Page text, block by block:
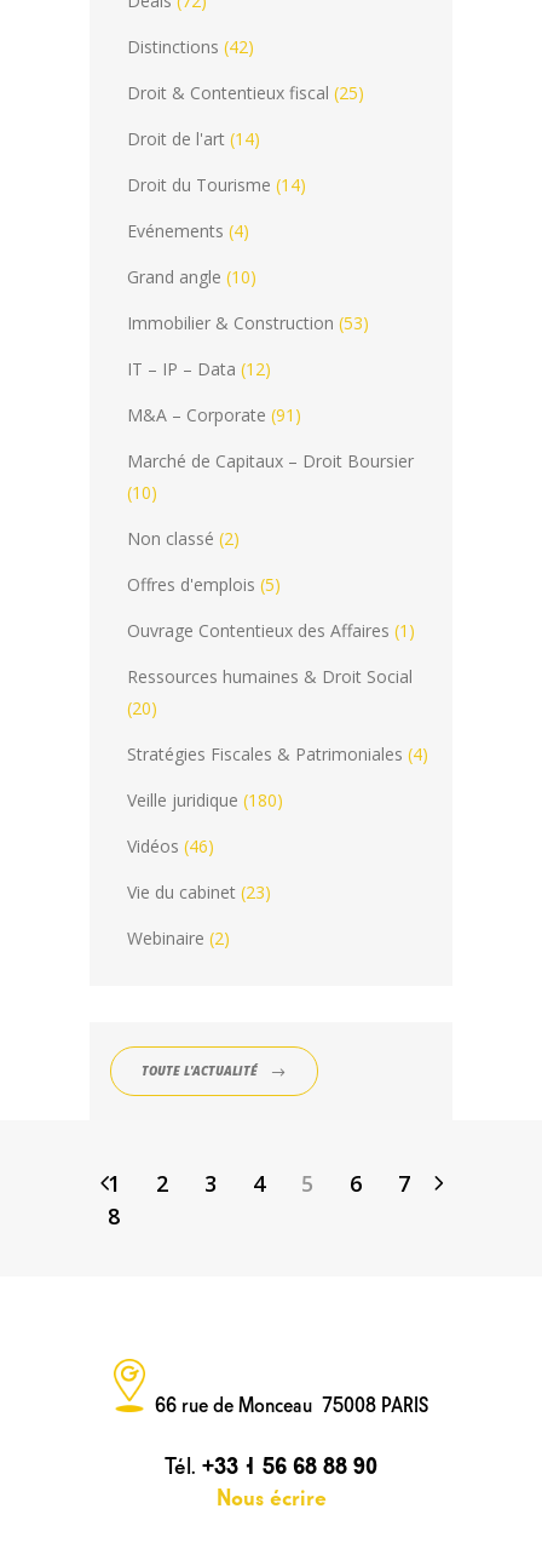
Distinctions (42)
Droit & Contentieux fiscal (25)
Droit de l'art (14)
Droit du Tourisme (14)
Evénements (4)
Grand angle (10)
Immobilier & Construction (53)
IT – IP – Data (12)
M&A – Corporate (91)
Marché de Capitaux – Droit Boursier
(10)
Non classé (2)
Offres d'emplois (5)
Ouvrage Contentieux des Affaires (1)
Ressources humaines & Droit Social
(20)
Stratégies Fiscales & Patrimoniales (4)
Veille juridique (180)
Vidéos (46)
Vie du cabinet (23)
Webinaire (2)
TOUTE L'ACTUALITÉ
1 2 3 4 5 6
7
8
66 rue de Monceau 75008 PARIS
Tél. +33 1 56 68 88 90
Nous écrire